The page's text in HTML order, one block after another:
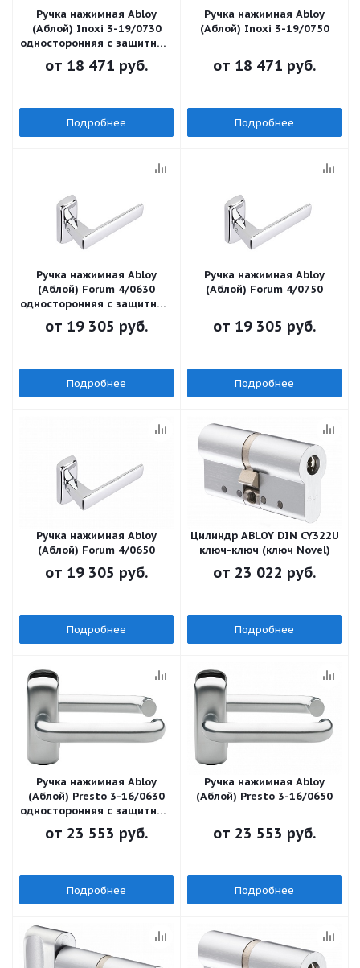
Ручка нажимная Abloy
(Аблой) Inoxi 3-19/0730
односторонняя с защитным
щитком снаружи
от 18 471 руб.
Подробнее
Ручка нажимная Abloy
(Аблой) Inoxi 3-19/0750
от 18 471 руб.
Подробнее
Ручка нажимная Abloy
(Аблой) Forum 4/0630
односторонняя с защитным
щитком снаружи
от 19 305 руб.
Подробнее
Ручка нажимная Abloy
(Аблой) Forum 4/0750
от 19 305 руб.
Подробнее
Ручка нажимная Abloy
(Аблой) Forum 4/0650
от 19 305 руб.
Подробнее
Цилиндр ABLOY DIN CY322U
ключ-ключ (ключ Novel)
от 23 022 руб.
Подробнее
Ручка нажимная Abloy
(Аблой) Presto 3-16/0630
односторонняя с защитным
щитком снаружи
от 23 553 руб.
Подробнее
Ручка нажимная Abloy
(Аблой) Presto 3-16/0650
от 23 553 руб.
Подробнее